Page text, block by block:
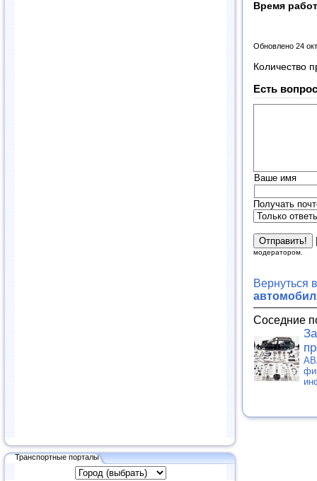
Транспортные порталы
Время
Обновлено 24
Количество
Есть
Ваше имя
Получать
модератором.
Вернуться
Соседние